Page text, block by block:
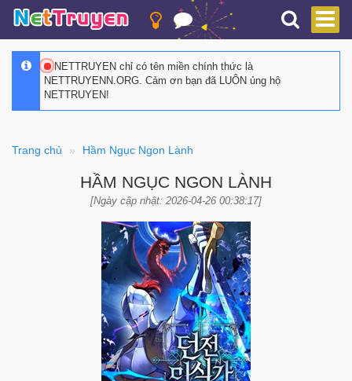
NETTRUYEN chỉ có tên miền chính thức là
NETTRUYENN.ORG. Cảm ơn bạn đã LUÔN ủng hộ
NETTRUYEN!
Trang chủ Hầm Ngục Ngon Lành
HẦM NGỤC NGON LÀNH
[Ngày cập nhật: 2026-04-26 00:38:17]